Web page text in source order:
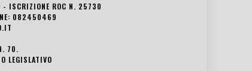
- ISCRIZIONE ROC N. 25730
082450469
70.
LEGISLATIVO